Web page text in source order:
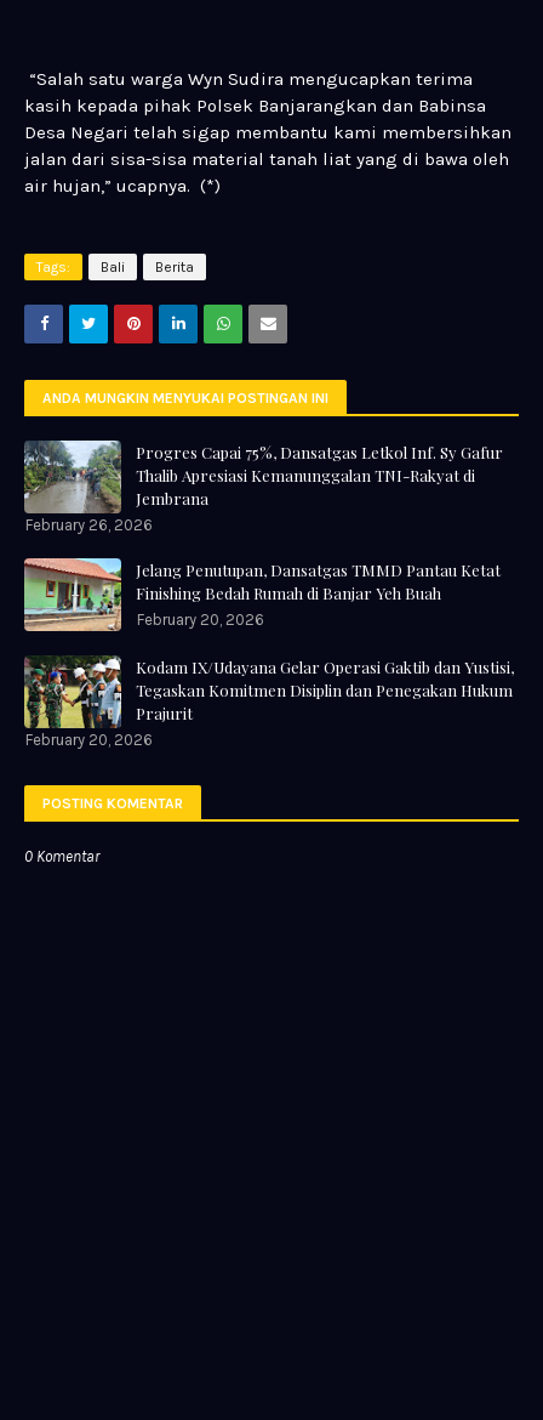
“Salah satu warga Wyn Sudira mengucapkan terima
kasih kepada pihak Polsek Banjarangkan dan Babinsa
Desa Negari telah sigap membantu kami membersihkan
jalan dari sisa-sisa material tanah liat yang di bawa oleh
air hujan,” ucapnya. (*)
Tags: Bali Berita
ANDA MUNGKIN MENYUKAI POSTINGAN INI
Progres Capai 75%, Dansatgas Letkol Inf. Sy Gafur
Thalib Apresiasi Kemanunggalan TNI-Rakyat di
Jembrana
February 26, 2026
Jelang Penutupan, Dansatgas TMMD Pantau Ketat
Finishing Bedah Rumah di Banjar Yeh Buah
February 20, 2026
Kodam IX/Udayana Gelar Operasi Gaktib dan Yustisi,
Tegaskan Komitmen Disiplin dan Penegakan Hukum
Prajurit
February 20, 2026
POSTING KOMENTAR
0 Komentar